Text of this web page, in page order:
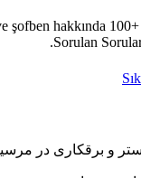
şofben hakkında
Sorulan
و برقکاری در